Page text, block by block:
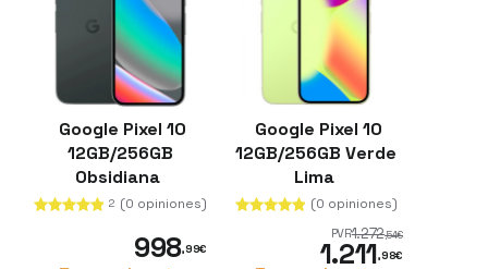
Google Pixel 10
12GB/256GB
Obsidiana
2 (0 opiniones)
998,99€
Google Pixel 10
12GB/256GB Verde
Lima
(0 opiniones)
PVR1.272,54€
1.211,98€